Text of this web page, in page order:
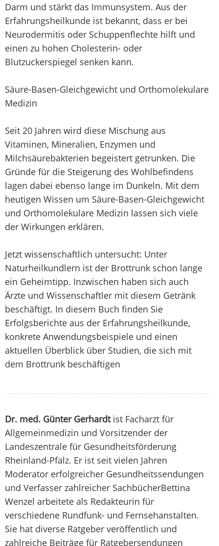
Darm und stärkt das Immunsystem. Aus der
Erfahrungsheilkunde ist bekannt, dass er bei
Neurodermitis oder Schuppenflechte hilft und
einen zu hohen Cholesterin- oder
Blutzuckerspiegel senken kann.
Säure-Basen-Gleichgewicht und Orthomolekulare
Medizin
Seit 20 Jahren wird diese Mischung aus
Vitaminen, Mineralien, Enzymen und
Milchsäurebakterien begeistert getrunken. Die
Gründe für die Steigerung des Wohlbefindens
lagen dabei ebenso lange im Dunkeln. Mit dem
heutigen Wissen um Säure-Basen-Gleichgewicht
und Orthomolekulare Medizin lassen sich viele
der Wirkungen erklären.
Jetzt wissenschaftlich untersucht: Unter
Naturheilkundlern ist der Brottrunk schon lange
ein Geheimtipp. Inzwischen haben sich auch
Ärzte und Wissenschaftler mit diesem Getränk
beschäftigt. In diesem Buch finden Sie
Erfolgsberichte aus der Erfahrungsheilkunde,
konkrete Anwendungsbeispiele und einen
aktuellen Überblick über Studien, die sich mit
dem Brottrunk beschäftigen
Dr. med. Günter Gerhardtist Facharzt für
Allgemeinmedizin und Vorsitzender der
Landeszentrale für Gesundheitsförderung
Rheinland-Pfalz. Er ist seit vielen Jahren
Moderator erfolgreicher Gesundheitssendungen
und Verfasser zahlreicher SachbücherBettina
Wenzel arbeitete als Redakteurin für
verschiedene Rundfunk- und Fernsehanstalten.
Sie hat diverse Ratgeber veröffentlich und
zahlreiche Beiträge für Ratgebersendungen